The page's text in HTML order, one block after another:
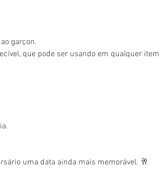
garçon.
que pode ser usando em qualquer item
uma data ainda mais memorável. 🥂